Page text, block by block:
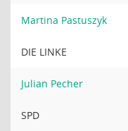
Martina Pastuszyk
DIE LINKE
Julian Pecher
SPD